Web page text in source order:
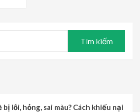
lỗi, hỏng, sai màu? Cách khiếu nại